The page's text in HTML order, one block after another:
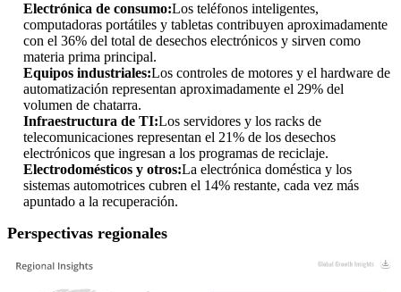
Electrónica de consumo:Los teléfonos inteligentes,
computadoras portátiles y tabletas contribuyen aproximadamente
con el 36% del total de desechos electrónicos y sirven como
materia prima principal.
Equipos industriales:Los controles de motores y el hardware de
automatización representan aproximadamente el 29% del
volumen de chatarra.
Infraestructura de TI:Los servidores y los racks de
telecomunicaciones representan el 21% de los desechos
electrónicos que ingresan a los programas de reciclaje.
Electrodomésticos y otros:La electrónica doméstica y los
sistemas automotrices cubren el 14% restante, cada vez más
apuntado a la recuperación.
Perspectivas regionales